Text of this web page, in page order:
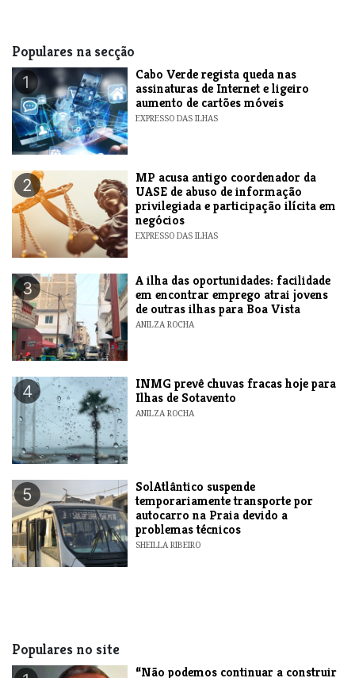
Populares na secção
1
Cabo Verde regista queda nas
assinaturas de Internet e ligeiro
aumento de cartões móveis
EXPRESSO DAS ILHAS
2
MP acusa antigo coordenador da
UASE de abuso de informação
privilegiada e participação ilícita em
negócios
EXPRESSO DAS ILHAS
3
A ilha das oportunidades: facilidade
em encontrar emprego atrai jovens
de outras ilhas para Boa Vista
ANILZA ROCHA
4
INMG prevê chuvas fracas hoje para
Ilhas de Sotavento
ANILZA ROCHA
5
SolAtlântico suspende
temporariamente transporte por
autocarro na Praia devido a
problemas técnicos
SHEILLA RIBEIRO
Populares no site
“Não podemos continuar a construir